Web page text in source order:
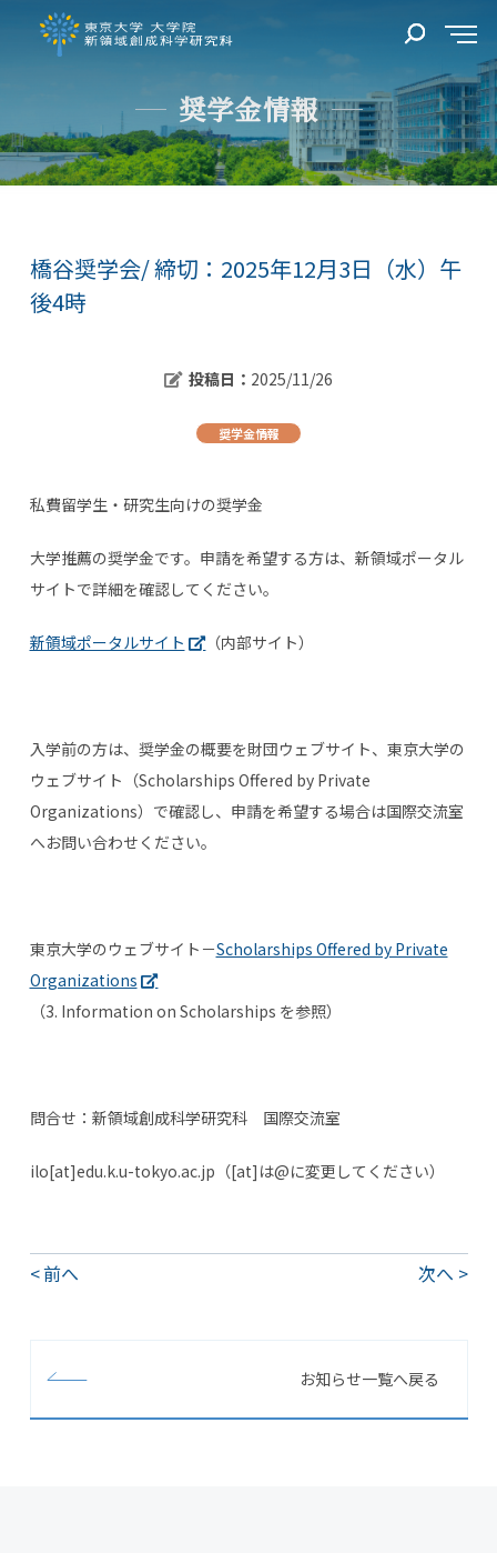
奨学金情報
橋谷奨学会/ 締切：2025年12月3日（水）午
後4時
投稿日： 2025/11/26
奨学金情報
私費留学生・研究生向けの奨学金
大学推薦の奨学金です。申請を希望する方は、新領域ポータル
サイトで詳細を確認してください。
新領域ポータルサイト （内部サイト）
入学前の方は、奨学金の概要を財団ウェブサイト、東京大学の
ウェブサイト（Scholarships Offered by Private
Organizations）で確認し、申請を希望する場合は国際交流室
へお問い合わせください。
東京大学のウェブサイト－Scholarships Offered by Private
Organizations
（3. Information on Scholarships を参照）
問合せ：新領域創成科学研究科 国際交流室
ilo[at]edu.k.u-tokyo.ac.jp（[at]は@に変更してください）
前へ 次へ
お知らせ一覧へ戻る